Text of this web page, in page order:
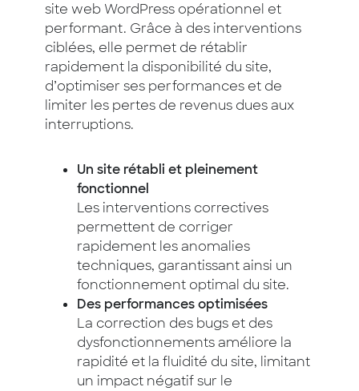
site web WordPress opérationnel et
performant. Grâce à des interventions
ciblées, elle permet de rétablir
rapidement la disponibilité du site,
d’optimiser ses performances et de
limiter les pertes de revenus dues aux
interruptions.
Un site rétabli et pleinement
fonctionnel
Les interventions correctives
permettent de corriger
rapidement les anomalies
techniques, garantissant ainsi un
fonctionnement optimal du site.
Des performances optimisées
La correction des bugs et des
dysfonctionnements améliore la
rapidité et la fluidité du site, limitant
un impact négatif sur le